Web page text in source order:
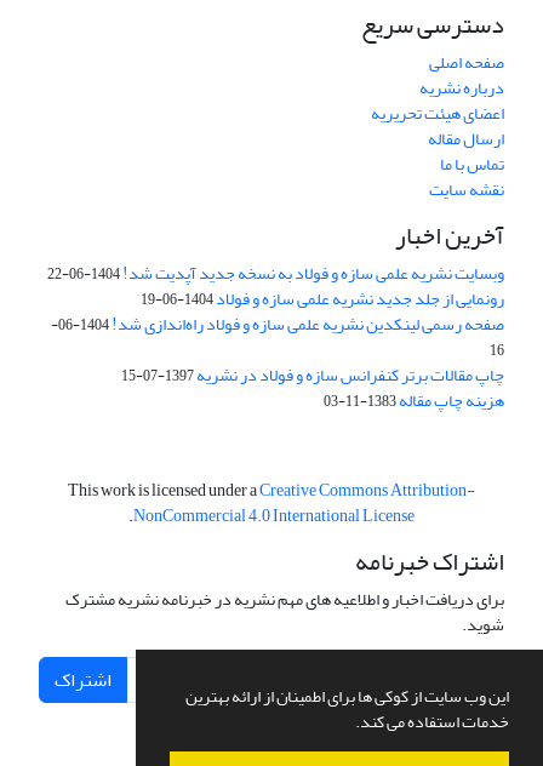
این وب سایت از کوکی ها برای اطمینان از ارائه بهترین
خدمات استفاده می کند.
دسترسی سریع
صفحه اصلی
درباره نشریه
اعضای هیئت تحریریه
ارسال مقاله
تماس با ما
نقشه سایت
آخرین اخبار
وبسایت نشریه علمی سازه و فولاد به نسخه جدید آپدیت شد!1404-06-22
رونمایی از جلد جدید نشریه علمی سازه و فولاد1404-06-19
صفحه رسمی لینکدین نشریه علمی سازه و فولاد راه‌اندازی شد!
1404-06-
16
چاپ مقالات برتر کنفرانس سازه و فولاد در نشریه1397-07-15
هزینه چاپ مقاله1383-11-03
This work is licensed under aCreative Commons Attribution-
NonCommercial 4.0 International License
.
اشتراک خبرنامه
برای دریافت اخبار و اطلاعیه های مهم نشریه در خبرنامه نشریه مشترک
شوید.
اشتراک